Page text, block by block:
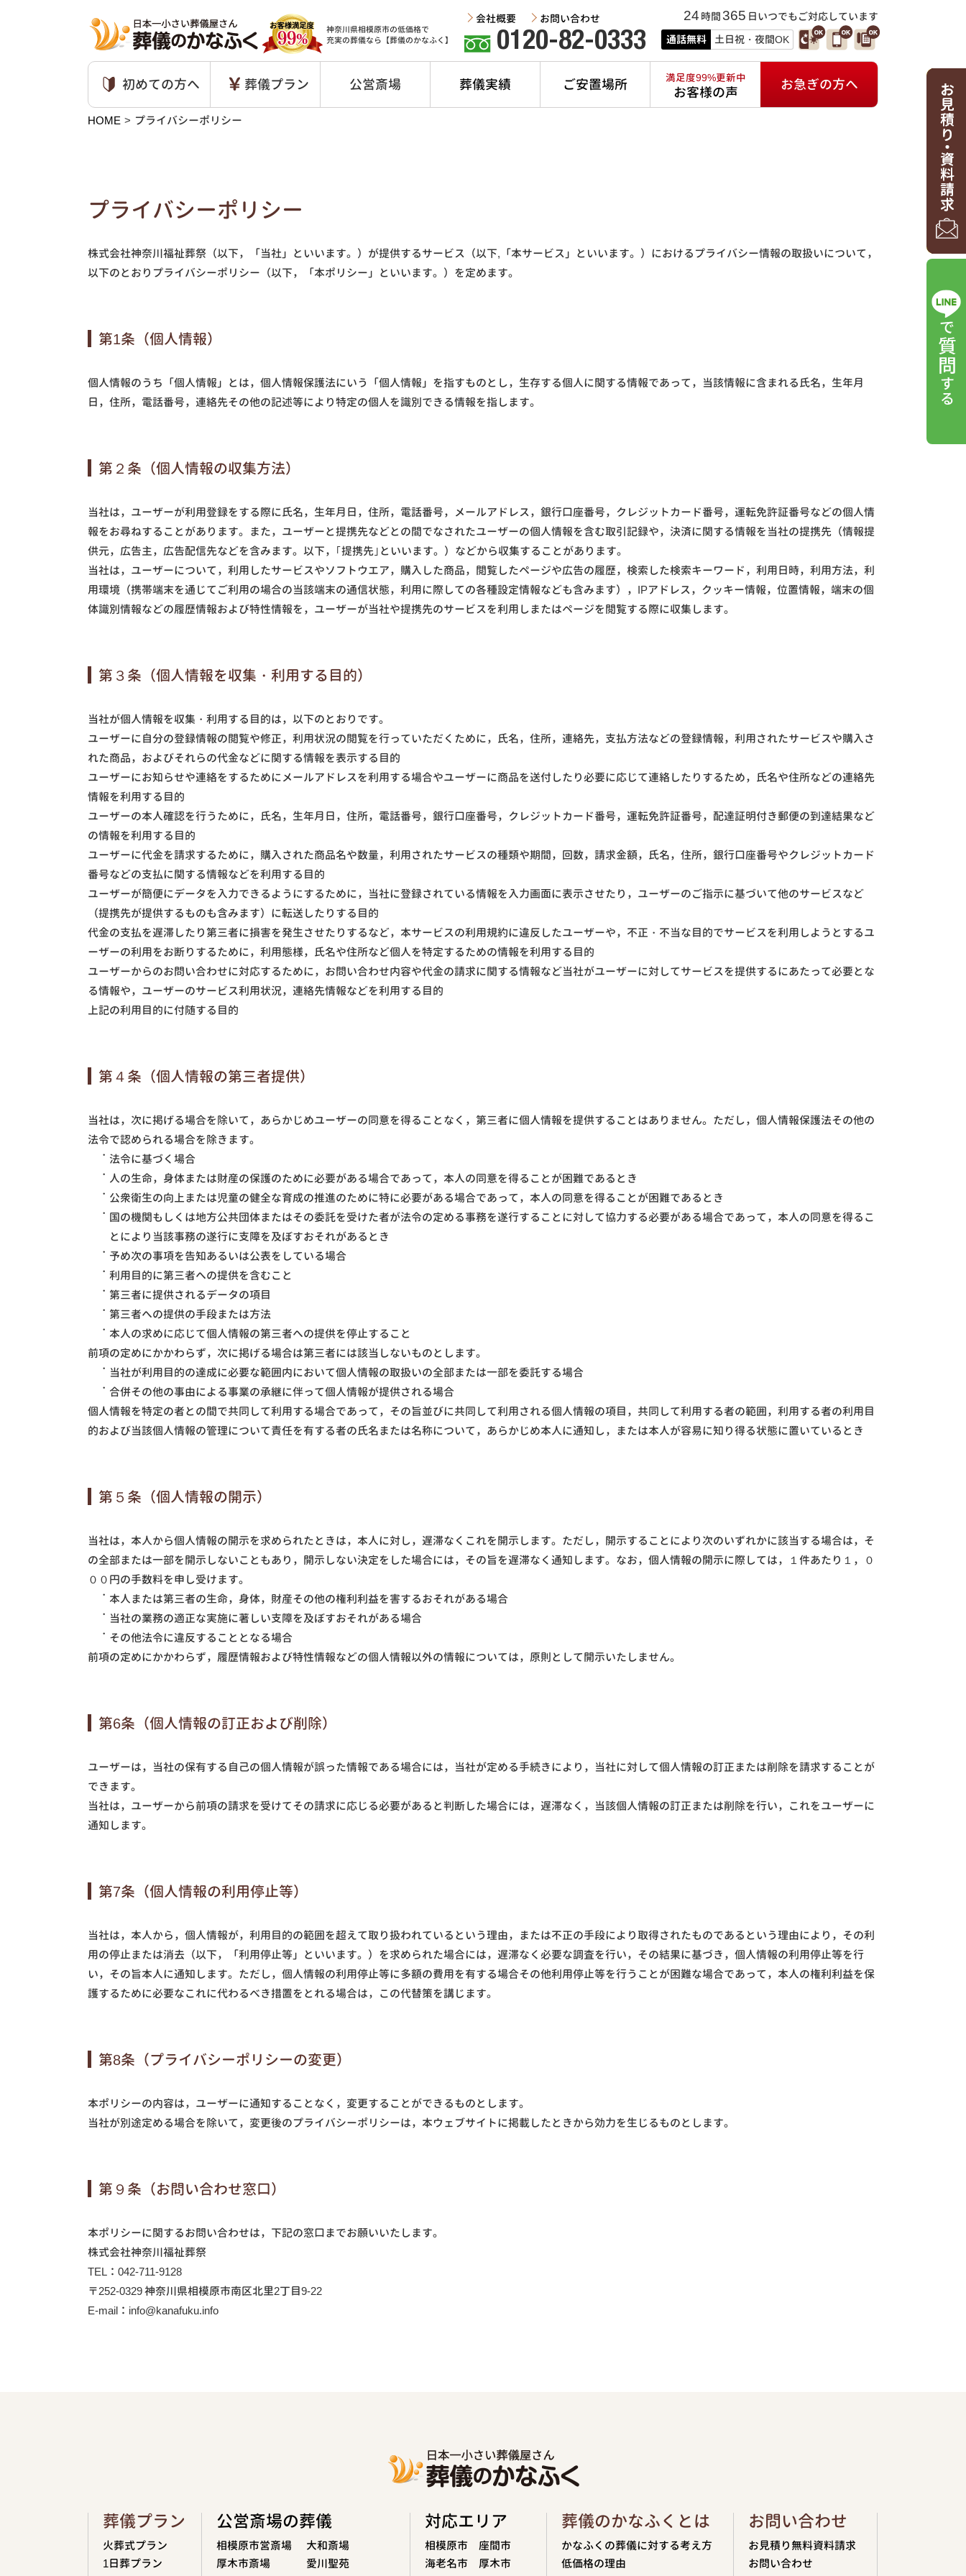
神奈川県相模原市の低価格で
充実の葬儀なら【葬儀のかなふく】
0120-82-0333
24 時間365 日いつでもご対応しています
通話無料 土日祝・夜間OK
会社概要 お問い合わせ
初めての方へ 葬儀プラン 公営斎場 葬儀実績 ご安置場所 満足度99%更新中
お客様の声 お急ぎの方へ
HOME プライバシーポリシー
プライバシーポリシー
株式会社神奈川福祉葬祭（以下，「当社」といいます。）が提供するサービス（以下,「本サービス」といいます。）におけるプライバシー情報の取扱いについて，
以下のとおりプライバシーポリシー（以下，「本ポリシー」といいます。）を定めます。
第1条（個人情報）
個人情報のうち「個人情報」とは，個人情報保護法にいう「個人情報」を指すものとし，生存する個人に関する情報であって，当該情報に含まれる氏名，生年月
日，住所，電話番号，連絡先その他の記述等により特定の個人を識別できる情報を指します。
第２条（個人情報の収集方法）
当社は，ユーザーが利用登録をする際に氏名，生年月日，住所，電話番号，メールアドレス，銀行口座番号，クレジットカード番号，運転免許証番号などの個人情
報をお尋ねすることがあります。また，ユーザーと提携先などとの間でなされたユーザーの個人情報を含む取引記録や，決済に関する情報を当社の提携先（情報提
供元，広告主，広告配信先などを含みます。以下，｢提携先｣といいます。）などから収集することがあります。
当社は，ユーザーについて，利用したサービスやソフトウエア，購入した商品，閲覧したページや広告の履歴，検索した検索キーワード，利用日時，利用方法，利
用環境（携帯端末を通じてご利用の場合の当該端末の通信状態，利用に際しての各種設定情報なども含みます），IPアドレス，クッキー情報，位置情報，端末の個
体識別情報などの履歴情報および特性情報を，ユーザーが当社や提携先のサービスを利用しまたはページを閲覧する際に収集します。
第３条（個人情報を収集・利用する目的）
当社が個人情報を収集・利用する目的は，以下のとおりです。
ユーザーに自分の登録情報の閲覧や修正，利用状況の閲覧を行っていただくために，氏名，住所，連絡先，支払方法などの登録情報，利用されたサービスや購入さ
れた商品，およびそれらの代金などに関する情報を表示する目的
ユーザーにお知らせや連絡をするためにメールアドレスを利用する場合やユーザーに商品を送付したり必要に応じて連絡したりするため，氏名や住所などの連絡先
情報を利用する目的
ユーザーの本人確認を行うために，氏名，生年月日，住所，電話番号，銀行口座番号，クレジットカード番号，運転免許証番号，配達証明付き郵便の到達結果など
の情報を利用する目的
ユーザーに代金を請求するために，購入された商品名や数量，利用されたサービスの種類や期間，回数，請求金額，氏名，住所，銀行口座番号やクレジットカード
番号などの支払に関する情報などを利用する目的
ユーザーが簡便にデータを入力できるようにするために，当社に登録されている情報を入力画面に表示させたり，ユーザーのご指示に基づいて他のサービスなど
（提携先が提供するものも含みます）に転送したりする目的
代金の支払を遅滞したり第三者に損害を発生させたりするなど，本サービスの利用規約に違反したユーザーや，不正・不当な目的でサービスを利用しようとするユ
ーザーの利用をお断りするために，利用態様，氏名や住所など個人を特定するための情報を利用する目的
ユーザーからのお問い合わせに対応するために，お問い合わせ内容や代金の請求に関する情報など当社がユーザーに対してサービスを提供するにあたって必要とな
る情報や，ユーザーのサービス利用状況，連絡先情報などを利用する目的
上記の利用目的に付随する目的
第４条（個人情報の第三者提供）
当社は，次に掲げる場合を除いて，あらかじめユーザーの同意を得ることなく，第三者に個人情報を提供することはありません。ただし，個人情報保護法その他の
法令で認められる場合を除きます。
法令に基づく場合
人の生命，身体または財産の保護のために必要がある場合であって，本人の同意を得ることが困難であるとき
公衆衛生の向上または児童の健全な育成の推進のために特に必要がある場合であって，本人の同意を得ることが困難であるとき
国の機関もしくは地方公共団体またはその委託を受けた者が法令の定める事務を遂行することに対して協力する必要がある場合であって，本人の同意を得るこ
とにより当該事務の遂行に支障を及ぼすおそれがあるとき
予め次の事項を告知あるいは公表をしている場合
利用目的に第三者への提供を含むこと
第三者に提供されるデータの項目
第三者への提供の手段または方法
本人の求めに応じて個人情報の第三者への提供を停止すること
前項の定めにかかわらず，次に掲げる場合は第三者には該当しないものとします。
当社が利用目的の達成に必要な範囲内において個人情報の取扱いの全部または一部を委託する場合
合併その他の事由による事業の承継に伴って個人情報が提供される場合
個人情報を特定の者との間で共同して利用する場合であって，その旨並びに共同して利用される個人情報の項目，共同して利用する者の範囲，利用する者の利用目
的および当該個人情報の管理について責任を有する者の氏名または名称について，あらかじめ本人に通知し，または本人が容易に知り得る状態に置いているとき
第５条（個人情報の開示）
当社は，本人から個人情報の開示を求められたときは，本人に対し，遅滞なくこれを開示します。ただし，開示することにより次のいずれかに該当する場合は，そ
の全部または一部を開示しないこともあり，開示しない決定をした場合には，その旨を遅滞なく通知します。なお，個人情報の開示に際しては，１件あたり１，０
００円の手数料を申し受けます。
本人または第三者の生命，身体，財産その他の権利利益を害するおそれがある場合
当社の業務の適正な実施に著しい支障を及ぼすおそれがある場合
その他法令に違反することとなる場合
前項の定めにかかわらず，履歴情報および特性情報などの個人情報以外の情報については，原則として開示いたしません。
第6条（個人情報の訂正および削除）
ユーザーは，当社の保有する自己の個人情報が誤った情報である場合には，当社が定める手続きにより，当社に対して個人情報の訂正または削除を請求することが
できます。
当社は，ユーザーから前項の請求を受けてその請求に応じる必要があると判断した場合には，遅滞なく，当該個人情報の訂正または削除を行い，これをユーザーに
通知します。
第7条（個人情報の利用停止等）
当社は，本人から，個人情報が，利用目的の範囲を超えて取り扱われているという理由，または不正の手段により取得されたものであるという理由により，その利
用の停止または消去（以下，「利用停止等」といいます。）を求められた場合には，遅滞なく必要な調査を行い，その結果に基づき，個人情報の利用停止等を行
い，その旨本人に通知します。ただし，個人情報の利用停止等に多額の費用を有する場合その他利用停止等を行うことが困難な場合であって，本人の権利利益を保
護するために必要なこれに代わるべき措置をとれる場合は，この代替策を講じます。
第8条（プライバシーポリシーの変更）
本ポリシーの内容は，ユーザーに通知することなく，変更することができるものとします。
当社が別途定める場合を除いて，変更後のプライバシーポリシーは，本ウェブサイトに掲載したときから効力を生じるものとします。
第９条（お問い合わせ窓口）
本ポリシーに関するお問い合わせは，下記の窓口までお願いいたします。
株式会社神奈川福祉葬祭
TEL：042-711-9128
〒252-0329 神奈川県相模原市南区北里2丁目9-22
E-mail：info@kanafuku.info
葬儀プラン
火葬式プラン
1日葬プラン
公営斎場の葬儀
相模原市営斎場
大和斎場
厚木市斎場
愛川聖苑
対応エリア
相模原市
座間市
海老名市
厚木市
葬儀のかなふくとは
かなふくの葬儀に対する考え方
低価格の理由
お問い合わせ
お見積り無料資料請求
お問い合わせ